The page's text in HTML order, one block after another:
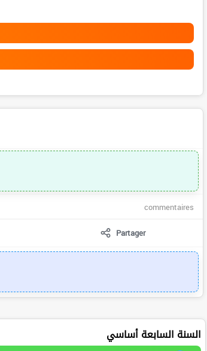
commentaires
Partager
السنة السابعة أساسي